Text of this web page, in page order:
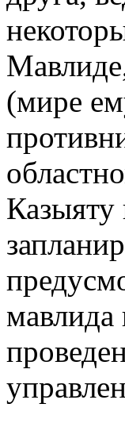
(мире
мавлида